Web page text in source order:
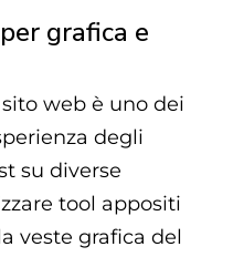
grafica e
web è uno dei
degli
su diverse
tool appositi
veste grafica del